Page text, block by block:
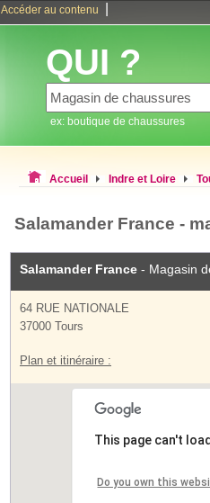
Accéder au contenu
QUI ?
ex: boutique de chaussures
Accueil Indre et Loire
Salamander France -
Salamander France - Magasin
64 RUE NATIONALE
37000 Tours
Plan et itinéraire :
This page can't
Do you own this